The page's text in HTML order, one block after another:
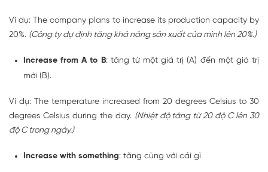
Ví dụ: The company plans to increase its production capacity by
20%. (Công ty dự định tăng khả năng sản xuất của mình lên 20%.)
Increase from A to B: tăng từ một giá trị (A) đến một giá trị
mới (B).
Ví dụ: The temperature increased from 20 degrees Celsius to 30
degrees Celsius during the day. (Nhiệt độ tăng từ 20 độ C lên 30
độ C trong ngày.)
Increase with something: tăng cùng với cái gì